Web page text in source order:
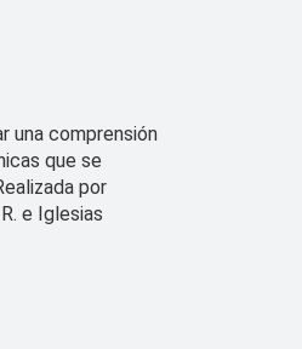
una comprensión
que se
por
e Iglesias